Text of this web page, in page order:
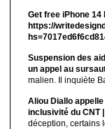
Get free iPhone 14
https://
Suspension des
un appel au
malien. Il inquiète
Aliou Diallo
inclusivité du CNT
déception, certains